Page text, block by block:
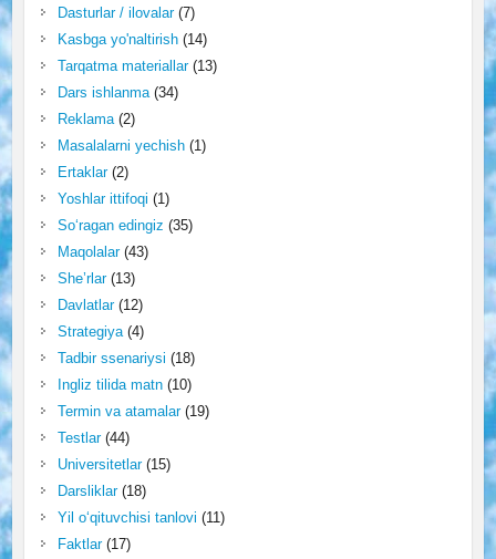
Dasturlar / ilovalar(7)
Kasbga yo'naltirish(14)
Tarqatma materiallar(13)
Dars ishlanma(34)
Reklama(2)
Masalalarni yechish(1)
Ertaklar(2)
Yoshlar ittifoqi (1)
So‘ragan edingiz (35)
Maqolalar(43)
She’rlar(13)
Davlatlar(12)
Strategiya(4)
Tadbir ssenariysi (18)
Ingliz tilida matn(10)
Termin va atamalar(19)
Testlar(44)
Universitetlar(15)
Darsliklar(18)
Yil o‘qituvchisi tanlovi (11)
Faktlar(17)